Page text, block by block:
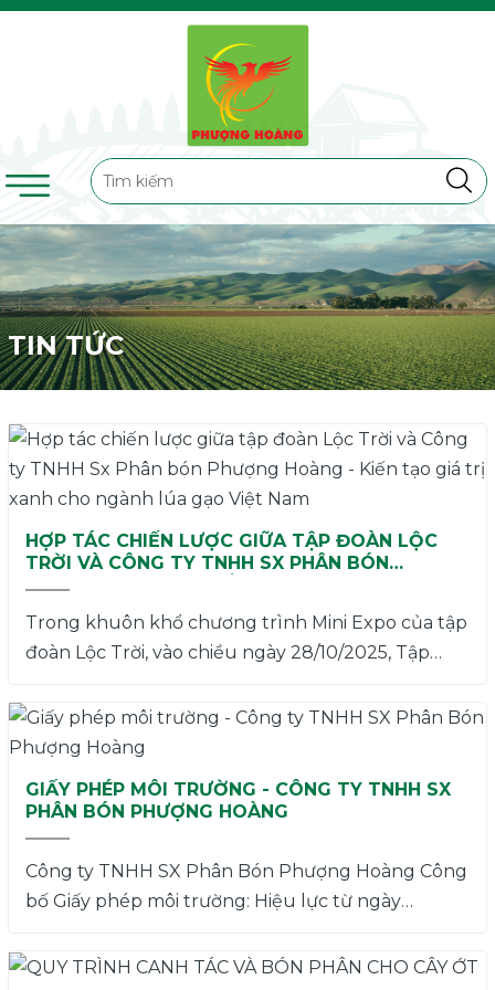
TIN TỨC
HỢP TÁC CHIẾN LƯỢC GIỮA TẬP ĐOÀN LỘC
TRỜI VÀ CÔNG TY TNHH SX PHÂN BÓN
PHƯỢNG HOÀNG - KIẾN TẠO GIÁ TRỊ XANH
Trong khuôn khổ chương trình Mini Expo của tập
đoàn Lộc Trời, vào chiều ngày 28/10/2025, Tập
Phượng Hoàng đã ký kết hợp tác chiến lược,
trong lĩnh vực cung ứng và phân phối các sản
thế hệ mới, phục vụ mô hình canh tác lúa chất
tác, Công ty TNHH sản xuất phân bón Phượng
Hoàng sẽ phối hợp cùng Tập đoàn Lộc Trời, triển
cao giá trị hạt gạo, phát triển bền vững và bảo vệ
GIẤY PHÉP MÔI TRƯỜNG - CÔNG TY TNHH SX
PHÂN BÓN PHƯỢNG HOÀNG
Công ty TNHH SX Phân Bón Phượng Hoàng Công
bố Giấy phép môi trường: Hiệu lực từ ngày